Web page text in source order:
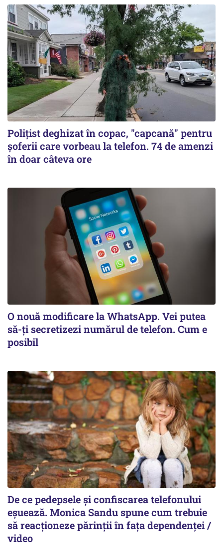
Polițist deghizat în copac, "capcană" pentru
șoferii care vorbeau la telefon. 74 de amenzi
în doar câteva ore
O nouă modificare la WhatsApp. Vei putea
să-ți secretizezi numărul de telefon. Cum e
posibil
De ce pedepsele și confiscarea telefonului
eșuează. Monica Sandu spune cum trebuie
să reacționeze părinții în fața dependenței /
video